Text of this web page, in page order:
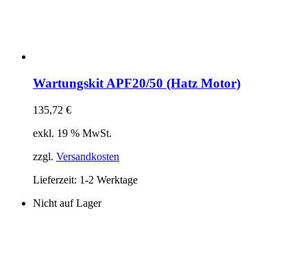
Wartungskit APF20/50 (Hatz Motor)
135,72 €
exkl. 19 % MwSt.
zzgl. Versandkosten
Lieferzeit: 1-2 Werktage
Nicht auf Lager